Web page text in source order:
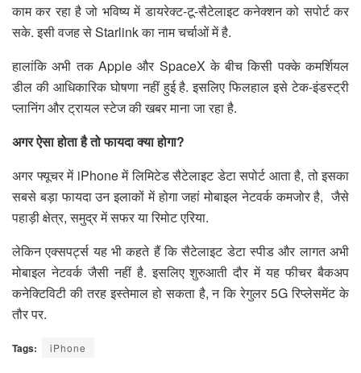
काम कर रहा है जो भविष्य में डायरेक्ट-टू-सैटेलाइट कनेक्शन को सपोर्ट कर
सके. इसी वजह से Starlink का नाम चर्चाओं में है.
हालांकि अभी तक Apple और SpaceX के बीच किसी पक्के कमर्शियल
डील की आधिकारिक घोषणा नहीं हुई है. इसलिए फिलहाल इसे टेक-इंडस्ट्री
प्लानिंग और ट्रायल स्टेज की खबर माना जा रहा है.
अगर ऐसा होता है तो फायदा क्या होगा?
अगर फ्यूचर में iPhone में लिमिटेड सैटेलाइट डेटा सपोर्ट आता है, तो इसका
सबसे बड़ा फायदा उन इलाकों में होगा जहां मोबाइल नेटवर्क कमजोर है, जैसे
पहाड़ी क्षेत्र, समुद्र में सफर या रिमोट एरिया.
लेकिन एक्सपर्ट्स यह भी कहते हैं कि सैटेलाइट डेटा स्पीड और लागत अभी
मोबाइल नेटवर्क जैसी नहीं है. इसलिए शुरुआती दौर में यह फीचर बैकअप
कनेक्टिविटी की तरह इस्तेमाल हो सकता है, न कि रेगुलर 5G रिप्लेसमेंट के
तौर पर.
Tags: iPhone